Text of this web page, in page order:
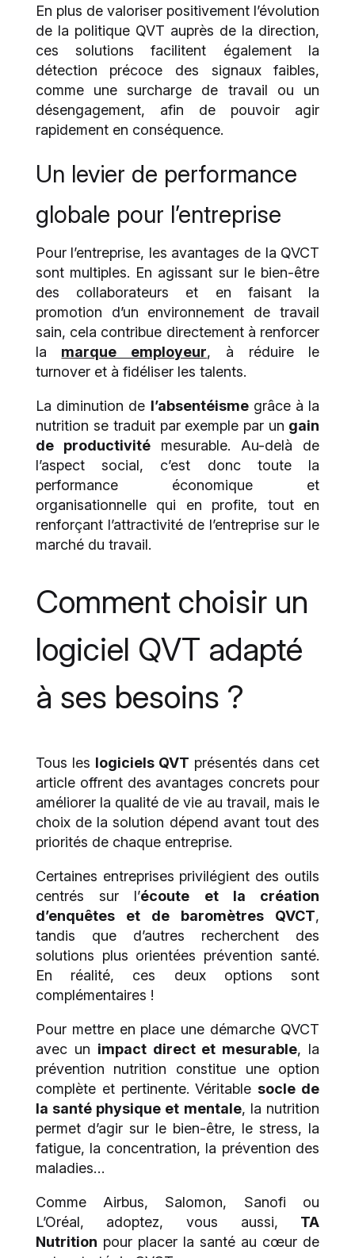
En plus de valoriser positivement l’évolution
de la politique QVT auprès de la direction,
ces solutions facilitent également la
détection précoce des signaux faibles,
comme une surcharge de travail ou un
désengagement, afin de pouvoir agir
rapidement en conséquence.
Un levier de performance
globale pour l’entreprise
Pour l’entreprise, les avantages de la QVCT
sont multiples. En agissant sur le bien-être
des collaborateurs et en faisant la
promotion d’un environnement de travail
sain, cela contribue directement à renforcer
la
marque employeur, à réduire le
turnover et à fidéliser les talents.
La diminution de l’absentéismegrâce à la
nutrition se traduit par exemple par un gain
de productivité
mesurable. Au-delà de
l’aspect social, c’est donc toute la
performance économique et
organisationnelle qui en profite, tout en
renforçant l’attractivité de l’entreprise sur le
marché du travail.
Comment choisir un
logiciel QVT adapté
à ses besoins ?
Tous les logiciels QVT présentés dans cet
article offrent des avantages concrets pour
améliorer la qualité de vie au travail, mais le
choix de la solution dépend avant tout des
priorités de chaque entreprise.
Certaines entreprises privilégient des outils
centrés sur l’écoute et la création
d’enquêtes et de baromètres QVCT,
tandis que d’autres recherchent des
solutions plus orientées prévention santé.
En réalité, ces deux options sont
complémentaires !
Pour mettre en place une démarche QVCT
avec un impact direct et mesurable, la
prévention nutrition constitue une option
complète et pertinente. Véritable socle de
la santé physique et mentale, la nutrition
permet d’agir sur le bien-être, le stress, la
fatigue, la concentration, la prévention des
maladies…
Comme Airbus, Salomon, Sanofi ou
L’Oréal, adoptez, vous aussi,
TA
Nutrition pour placer la santé au cœur de